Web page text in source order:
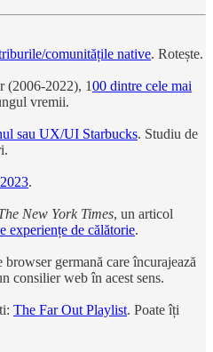
comunitățile native. Rotește.
(2006-2022), 100 dintre cele mai
vremii.
sau UX/UI Starbucks. Studiu de
.
New York Times, un articol
experiențe de călătorie.
browser germană care încurajează
consilier web în acest sens.
The Far Out Playlist. Poate îți